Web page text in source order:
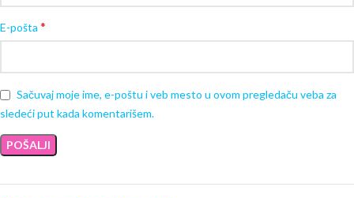
E-pošta *
Sačuvaj moje ime, e-poštu i veb mesto u ovom pregledaču veba za
sledeći put kada komentarišem.